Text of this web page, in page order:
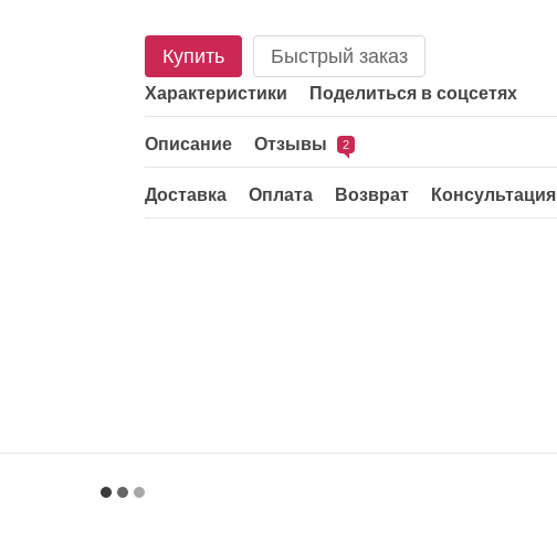
Купить Быстрый заказ
Характеристики Поделиться в соцсетях
Описание Отзывы 2
Доставка Оплата Возврат Консультация